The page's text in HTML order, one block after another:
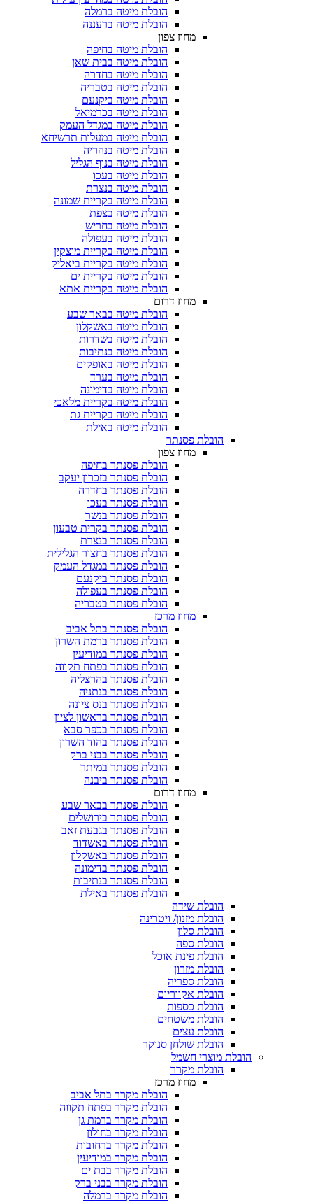
הובלת מיטה ברמלה
הובלת מיטה ברעננה
הובלת מיטה בחיפה
הובלת מיטה בבית שאן
הובלת מיטה בחדרה
הובלת מיטה בטבריה
הובלת מיטה ביקנעם
הובלת מיטה בכרמיאל
הובלת מיטה במגדל העמק
הובלת מיטה במעלות תרשיחא
הובלת מיטה בנהריה
הובלת מיטה בנוף הגליל
הובלת מיטה בעכו
הובלת מיטה בנצרת
הובלת מיטה בקריית שמונה
הובלת מיטה בצפת
הובלת מיטה בחריש
הובלת מיטה בעפולה
הובלת מיטה בקריית מוצקין
הובלת מיטה בקריית ביאליק
הובלת מיטה בקריית ים
הובלת מיטה בקריית אתא
הובלת מיטה בבאר שבע
הובלת מיטה באשקלון
הובלת מיטה בשדרות
הובלת מיטה בנתיבות
הובלת מיטה באופקים
הובלת מיטה בערד
הובלת מיטה בדימונה
הובלת מיטה בקריית מלאכי
הובלת מיטה בקריית גת
הובלת מיטה באילת
הובלת פסנתר
הובלת פסנתר בחיפה
הובלת פסנתר בזכרון יעקב
הובלת פסנתר בחדרה
הובלת פסנתר בעכו
הובלת פסנתר בנשר
הובלת פסנתר בקרית טבעון
הובלת פסנתר בנצרת
הובלת פסנתר בחצור הגלילית
הובלת פסנתר במגדל העמק
הובלת פסנתר ביקנעם
הובלת פסנתר בעפולה
הובלת פסנתר בטבריה
הובלת פסנתר בתל אביב
הובלת פסנתר ברמת השרון
הובלת פסנתר במודיעין
הובלת פסנתר בפתח תקווה
הובלת פסנתר בהרצליה
הובלת פסנתר בנתניה
הובלת פסנתר בנס ציונה
הובלת פסנתר בראשון לציון
הובלת פסנתר בכפר סבא
הובלת פסנתר בהוד השרון
הובלת פסנתר בבני ברק
הובלת פסנתר במיתר
הובלת פסנתר ביבנה
הובלת פסנתר בבאר שבע
הובלת פסנתר בירושלים
הובלת פסנתר בגבעת זאב
הובלת פסנתר באשדוד
הובלת פסנתר באשקלון
הובלת פסנתר בדימונה
הובלת פסנתר בנתיבות
הובלת פסנתר באילת
הובלת מזנון/ ויטרינה
הובלת פינת אוכל
הובלת אקווריום
הובלת משטחים​
הובלת שולחן סנוקר​
מוצרי חשמל
הובלת מקרר בתל אביב
הובלת מקרר בפתח תקווה
הובלת מקרר ברמת גן
הובלת מקרר בחולון
הובלת מקרר ברחובות
הובלת מקרר במודיעין
הובלת מקרר בבת ים
הובלת מקרר בבני ברק
הובלת מקרר ברמלה